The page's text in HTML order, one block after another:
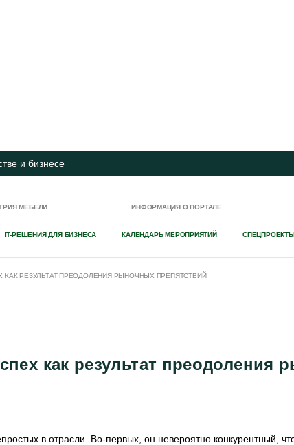
и бизнесе
МЕБЕЛИ ИНФОРМАЦИЯ О ПОРТАЛЕ
IT-РЕШЕНИЯ ДЛЯ БИЗНЕСА КАЛЕНДАРЬ МЕРОПРИЯТИЙ
КАК РЕЗУЛЬТАТ ПРЕОДОЛЕНИЯ РЫНОЧНЫХ ПРЕПЯТСТВИЙ
как результат преодоления
в отрасли. Во-первых, он невероятно конкурентный,